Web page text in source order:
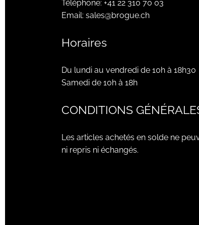
Téléphone: +41 22 310 70 03
Email: sales@brogue.ch
Horaires
Du lundi au vendredi de 10h à 18h30
Samedi de 10h à 18h
CONDITIONS
Les articles achetés en solde ne
ni repris ni échangés.